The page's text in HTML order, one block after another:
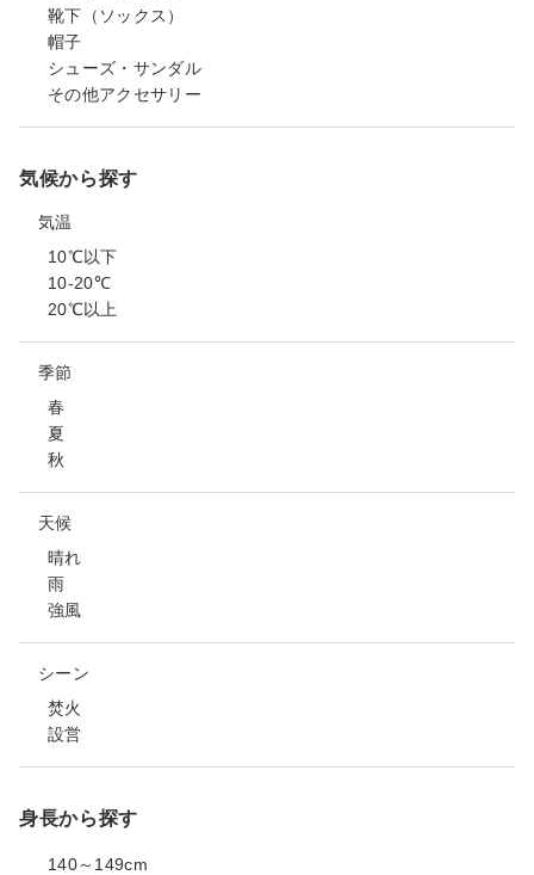
靴下（ソックス）
帽子
シューズ・サンダル
その他アクセサリー
気候から探す
気温
10℃以下
10-20℃
20℃以上
季節
春
夏
秋
天候
晴れ
雨
強風
シーン
焚火
設営
身長から探す
140～149cm